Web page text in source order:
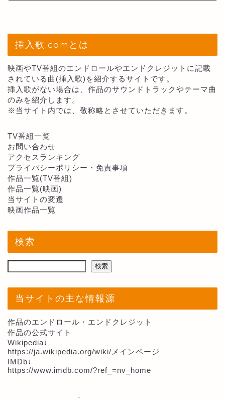
挿入歌.comとは
映画やTV番組のエンドロールやエンドクレジットに記載
されている曲(挿入歌)を紹介するサイトです。
挿入歌がない場合は、作品のサウンドトラックやテーマ曲
のみを紹介します。
※当サイト内では、敬称略とさせていただきます。
TV番組一覧
お問い合わせ
アクセスランキング
プライバシーポリシー・免責事項
作品一覧(TV番組)
作品一覧(映画)
当サイトの変遷
映画作品一覧
検索
検索
当サイトの主な情報源
作品のエンドロール・エンドクレジット
作品の公式サイト
Wikipedia↓
https://ja.wikipedia.org/wiki/メインページ
IMDb↓
https://www.imdb.com/?ref_=nv_home